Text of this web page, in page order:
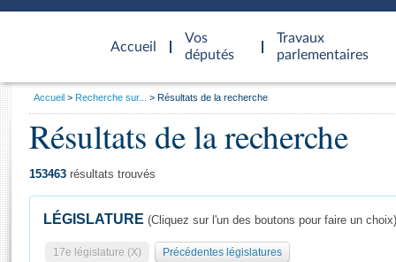
Accueil
d'accueil
Vos
députés
Travaux
parlementaires
Général
Vous
Accueil Recherche sur... Résultats de la recherche
Résultats de la recherche
153463 résultats trouvés
LÉGISLATURE (Cliquez sur l'un des boutons pour faire un choix)
17e législature (X) Précédentes législatures